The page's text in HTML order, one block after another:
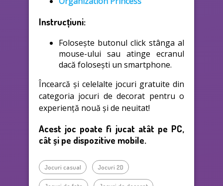
Instrucțiuni:
Folosește butonul click stânga al
mouse-ului sau atinge ecranul
dacă folosești un smartphone.
Încearcă și celelalte jocuri gratuite din
categoria jocuri de decorat pentru o
experiență nouă și de neuitat!
Acest joc poate fi jucat atât pe PC,
cât și pe dispozitive mobile.
Jocuri casual Jocuri 2D